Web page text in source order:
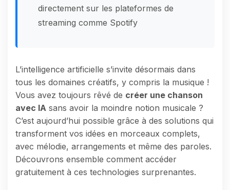
directement sur les plateformes de
streaming comme Spotify
L’intelligence artificielle s’invite désormais dans
tous les domaines créatifs, y compris la musique !
Vous avez toujours rêvé de créer une chanson
avec IA sans avoir la moindre notion musicale ?
C’est aujourd’hui possible grâce à des solutions qui
transforment vos idées en morceaux complets,
avec mélodie, arrangements et même des paroles.
Découvrons ensemble comment accéder
gratuitement à ces technologies surprenantes.